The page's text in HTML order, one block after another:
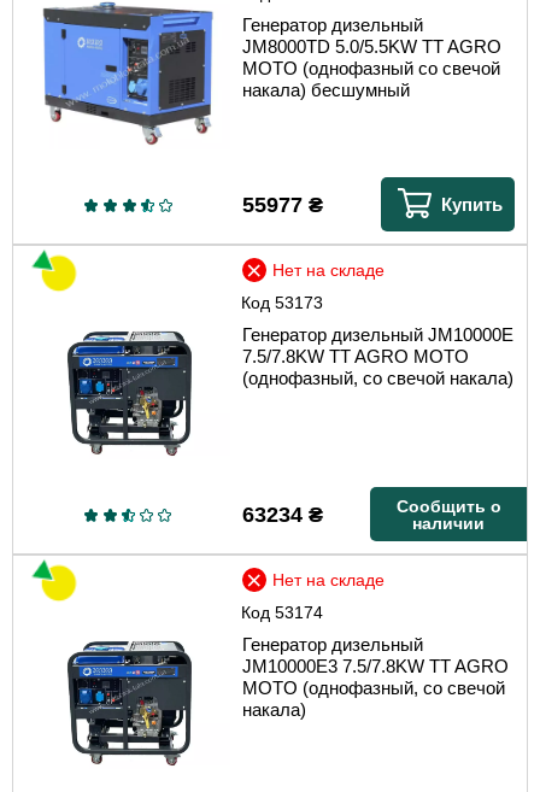
Генератор дизельный
JM8000TD 5.0/5.5KW TT AGRO
MOTO (однофазный со свечой
накала) бесшумный
55977₴ Купить
Код53173
Нет на складе
Генератор дизельный JM10000E
7.5/7.8KW TT AGRO MOTO
(однофазный, со свечой накала)
63234₴
Сообщить о
наличии
Код53174
Нет на складе
Генератор дизельный
JM10000E3 7.5/7.8KW TT AGRO
MOTO (однофазный, со свечой
накала)